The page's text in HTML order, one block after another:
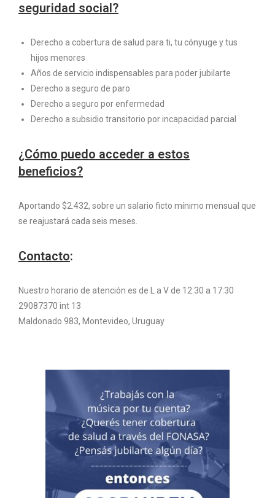
seguridad social?
Derecho a cobertura de salud para ti, tu cónyuge y tus
hijos menores
Años de servicio indispensables para poder jubilarte
Derecho a seguro de paro
Derecho a seguro por enfermedad
Derecho a subsidio transitorio por incapacidad parcial
¿Cómo puedo acceder a estos
beneficios?
Aportando $2.432, sobre un salario ficto mínimo mensual que
se reajustará cada seis meses.
Contacto:
Nuestro horario de atención es de L a V de 12:30 a 17:30
29087370 int 13
Maldonado 983, Montevideo, Uruguay